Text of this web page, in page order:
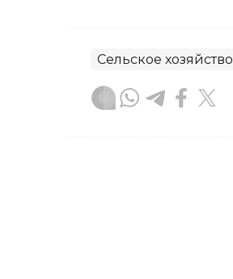
Сельское хозяйство